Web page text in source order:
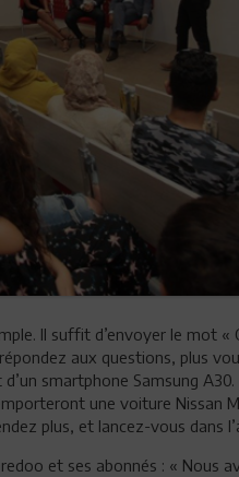
Il suffit d’envoyer le mot
aux questions, plus
smartphone Samsung
une voiture Nissan
plus, et lancez-vous dans
et ses abonnés : « Nous